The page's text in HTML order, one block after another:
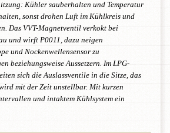
Kühler sauberhalten und Temperatur
sonst drohen Luft im Kühlkreis und
Das VVT-Magnetventil verkokt bei
und wirft P0011, dazu neigen
und Nockenwellensensor zu
beziehungsweise Aussetzern. Im LPG-
sich die Auslassventile in die Sitze, das
mit der Zeit unstellbar. Mit kurzen
und intaktem Kühlsystem ein